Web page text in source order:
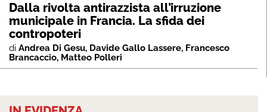
Dalla rivolta antirazzista all’irruzione
municipale in Francia. La sfida dei
contropoteri
di Andrea Di Gesu, Davide Gallo Lassere, Francesco
Brancaccio, Matteo Polleri